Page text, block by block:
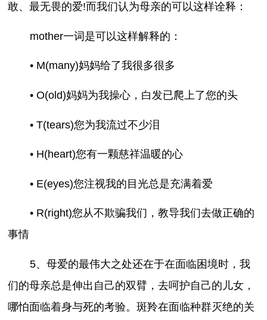
敢、最无畏的爱!而我们认为母亲的可以这样诠释：
mother一词是可以这样解释的：
• M(many)妈妈给了我很多很多
• O(old)妈妈为我操心，白发已爬上了您的头
• T(tears)您为我流过不少泪
• H(heart)您有一颗慈祥温暖的心
• E(eyes)您注视我的目光总是充满着爱
• R(right)您从不欺骗我们，教导我们去做正确的
事情
5、母爱的最伟大之处还在于在面临困境时，我
们的母亲总是伸出自己的双臂，去呵护自己的儿女，
哪怕面临着身与死的考验。斑羚在面临种群灭绝的关